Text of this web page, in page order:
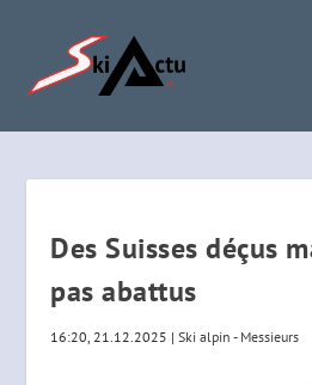
Des Suisses déçus
pas abattus
16:20, 21.12.2025 |Ski alpin - Messieurs